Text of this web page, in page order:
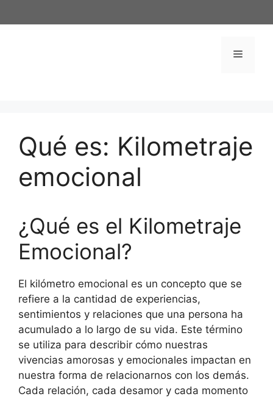
al
Menú
Qué es: Kilometraje
emocional
¿Qué es el Kilometraje
Emocional?
El kilómetro emocional es un concepto que se
refiere a la cantidad de experiencias,
sentimientos y relaciones que una persona ha
acumulado a lo largo de su vida. Este término
se utiliza para describir cómo nuestras
vivencias amorosas y emocionales impactan en
nuestra forma de relacionarnos con los demás.
Cada relación, cada desamor y cada momento